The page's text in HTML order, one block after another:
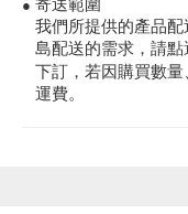
● 寄送範圍
我們所提供的產品
島配送的需求，請點
下訂，若因購買數
運費。